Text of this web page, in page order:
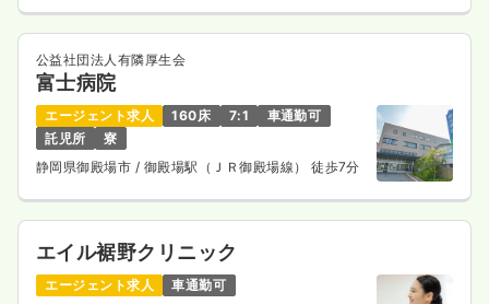
公益社団法人有隣厚生会
富士病院
エージェント求人 160床 7:1
車通勤可
託児所
寮
静岡県御殿場市 / 御殿場駅（ＪＲ御殿場線） 徒歩7分
エイル裾野クリニック
エージェント求人
車通勤可